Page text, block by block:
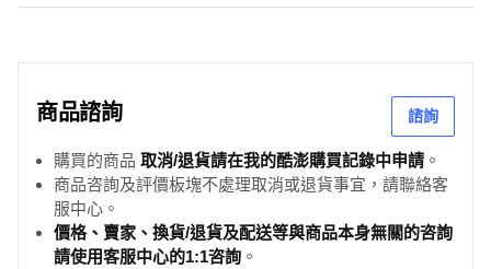
商品諮詢 諮詢
購買的商品 取消/退貨請在我的酷澎購買記錄中申請 。
商品咨詢及評價板塊不處理取消或退貨事宜，請聯絡客
服中心。
價格、賣家、換貨/退貨及配送等與商品本身無關的咨詢
請使用客服中心的1:1咨詢 。